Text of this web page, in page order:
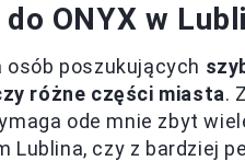
ONYX w
poszukujących
różne części miasta.
ode mnie zbyt
Lublina, czy z bardziej